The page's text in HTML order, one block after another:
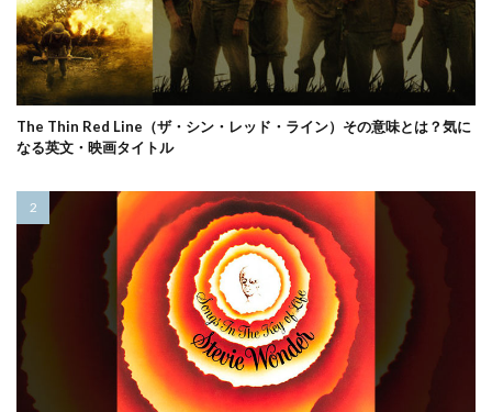
The Thin Red Line（ザ・シン・レッド・ライン）その意味とは？気に
なる英文・映画タイトル